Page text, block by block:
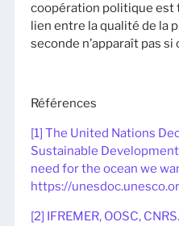
coopération politique est
lien entre la qualité de la
seconde n’apparaît pas
Références
[1] The United Nations
Sustainable
need for the ocean we
https://
[2] IFREMER, OOSC,